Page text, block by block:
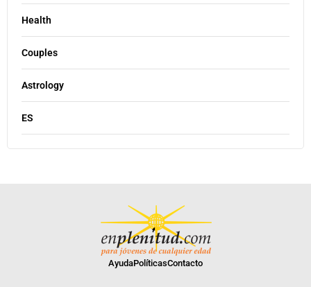
Health
Couples
Astrology
ES
AyudaPolíticasContacto